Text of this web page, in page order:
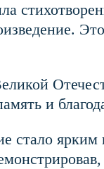
и
стало